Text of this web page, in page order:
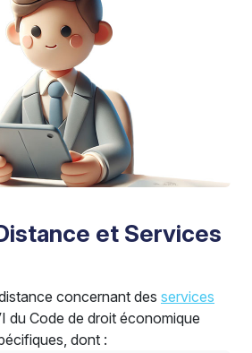
et Services
concernant des services
du Code de droit économique
dont :